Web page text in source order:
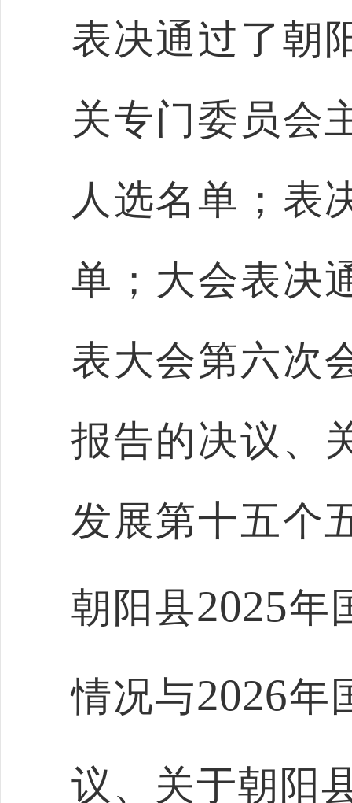
表决通过了朝
关专门委员会
人选名单；表
单；大会表决
表大会第六次
报告的决议、
发展第十五个
朝阳县2025年
情况与2026年
议、关于朝阳